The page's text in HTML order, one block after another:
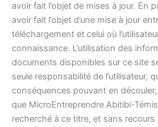
avoir fait l’objet de mises à jour. En
avoir fait l’objet d’une mise à jour
téléchargement et celui où
connaissance. L’utilisation des
documents disponibles sur ce site
seule responsabilité de l’utilisateur,
conséquences pouvant en
que MicroEntreprendre Abitibi-
recherché à ce titre, et sans